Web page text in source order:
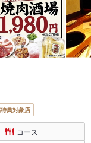
典対象店
コース